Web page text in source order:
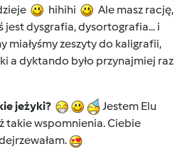
hihihi
Ale masz rację,
jest dysgrafia, dysortografia... i
miałyśmy zeszyty do kaligrafii,
a dyktando było przynajmiej raz
jeżyki?
Jestem Elu
takie wspomnienia. Ciebie